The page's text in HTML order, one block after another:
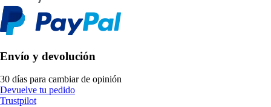
Envío y devolución
30 días para cambiar de opinión
Devuelve tu pedido
Trustpilot